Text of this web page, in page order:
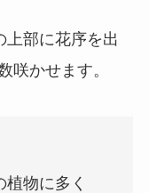
上部に花序を出
咲かせます。
物に多く